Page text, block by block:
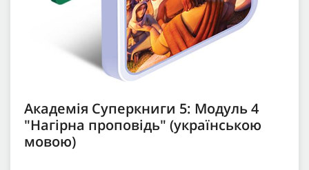
Академія Суперкниги 5: Модуль 4
"Нагірна проповідь" (українською
мовою)